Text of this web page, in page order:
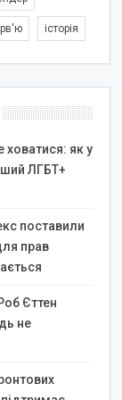
історія
ховатися: як у
ЛГБТ+
поставили
прав
Єттен
не